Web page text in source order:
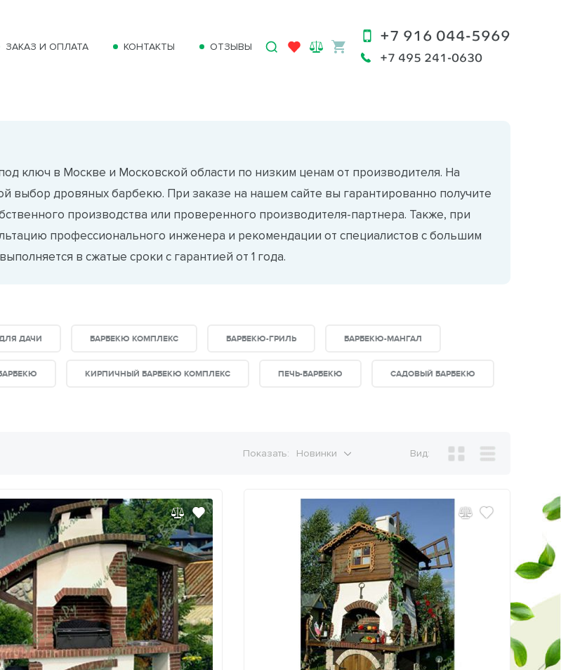
ЗАКАЗ И ОПЛАТА КОНТАКТЫ ОТЗЫВЫ
+7 916 044-5969
+7 495 241-0630
ключ в Москве и Московской области по низким ценам от производителя. На
выбор дровяных барбекю. При заказе на нашем сайте вы гарантированно получите
производства или проверенного производителя-партнера. Также, при
профессионального инженера и рекомендации от специалистов с большим
в сжатые сроки с гарантией от 1 года.
ДАЧИ БАРБЕКЮ КОМПЛЕКС БАРБЕКЮ-ГРИЛЬ БАРБЕКЮ-МАНГАЛ
КИРПИЧНЫЙ БАРБЕКЮ КОМПЛЕКС ПЕЧЬ-БАРБЕКЮ САДОВЫЙ БАРБЕКЮ
Показать: Новинки Вид: